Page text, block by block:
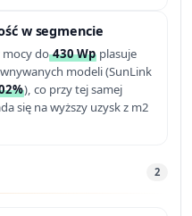
w segmencie
mocy do430 Wp plasuje
modeli (SunLink
), co przy tej samej
się na wyższy uzysk z m2
2